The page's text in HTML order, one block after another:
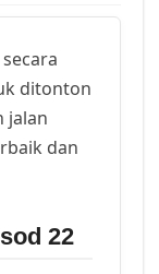
ditonton
jalan
dan
22